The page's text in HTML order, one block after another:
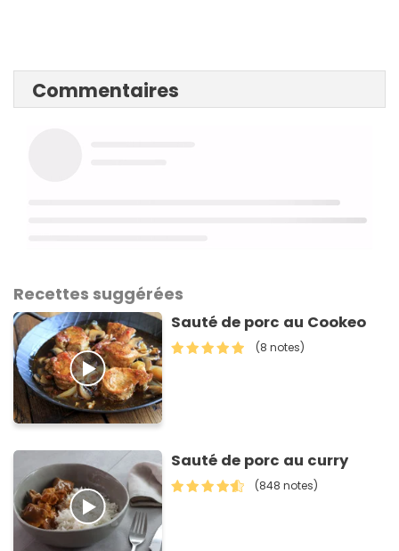
Commentaires
Recettes suggérées
Sauté de porc au Cookeo
(8 notes)
Sauté de porc au curry
(848 notes)